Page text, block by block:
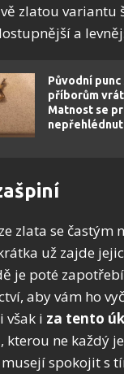
zlatou variantu
a
Původní
příborům
Matnost se
zlata se častým
už zajde
je poté
aby vám ho
však i za tento
, kterou ne každý
spokojit s